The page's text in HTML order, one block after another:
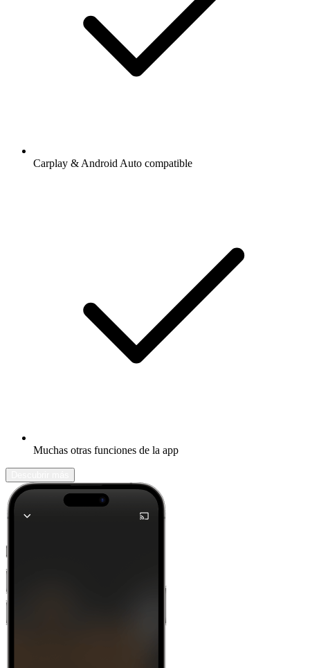
Carplay & Android Auto compatible
Muchas otras funciones de la app